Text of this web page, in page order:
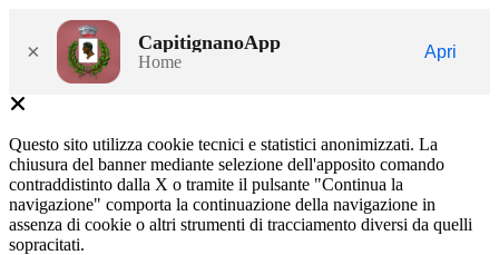
× CapitignanoApp
Home
Apri
Questo sito utilizza cookie tecnici e statistici anonimizzati. La
chiusura del banner mediante selezione dell'apposito comando
contraddistinto dalla X o tramite il pulsante "Continua la
navigazione" comporta la continuazione della navigazione in
assenza di cookie o altri strumenti di tracciamento diversi da quelli
sopracitati.